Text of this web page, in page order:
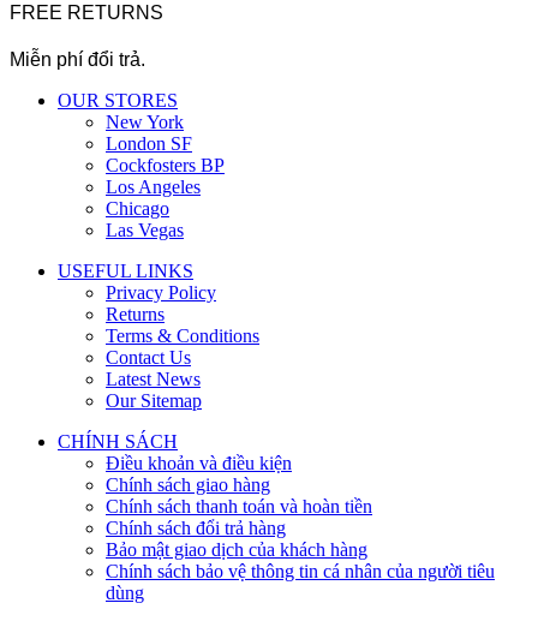
FREE RETURNS
Miễn phí đổi trả.
OUR STORES
New York
London SF
Cockfosters BP
Los Angeles
Chicago
Las Vegas
USEFUL LINKS
Privacy Policy
Returns
Terms & Conditions
Contact Us
Latest News
Our Sitemap
CHÍNH SÁCH
Điều khoản và điều kiện
Chính sách giao hàng
Chính sách thanh toán và hoàn tiền
Chính sách đổi trả hàng
Bảo mật giao dịch của khách hàng
Chính sách bảo vệ thông tin cá nhân của người tiêu
dùng